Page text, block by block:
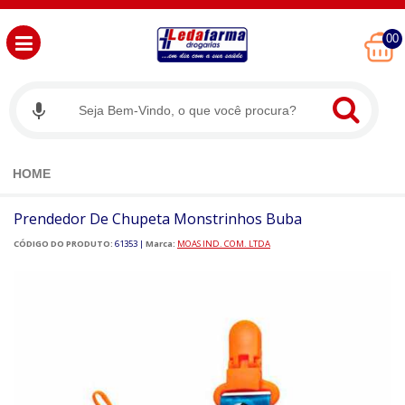
00
HOME
Prendedor De Chupeta Monstrinhos Buba
CÓDIGO DO PRODUTO: 61353 | Marca: MOAS IND. COM. LTDA